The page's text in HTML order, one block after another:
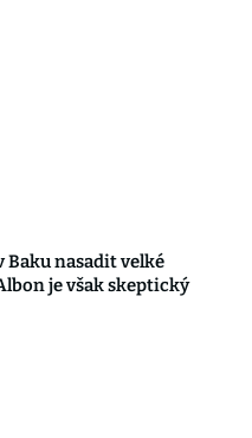
Baku nasadit velké
je však skeptický